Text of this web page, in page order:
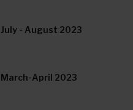
July - August 2023
March-April 2023